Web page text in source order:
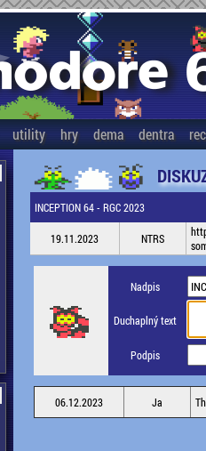
utility hry dema dentra
INCEPTION 64 - RGC 2023
19.11.2023 NTRS
Nadpis
Duchaplný text
Podpis
06.12.2023 Ja